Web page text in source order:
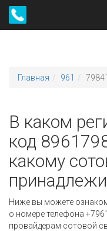
Главная 961 79841
В каком
код
какому
Ниже вы можете
о номере телефона
провайдерам сотовой